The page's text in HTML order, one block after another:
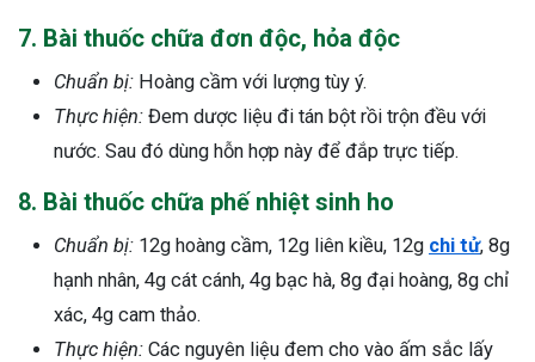
7. Bài thuốc chữa đơn độc, hỏa độc
Chuẩn bị: Hoàng cầm với lượng tùy ý.
Thực hiện: Đem dược liệu đi tán bột rồi trộn đều với
nước. Sau đó dùng hỗn hợp này để đắp trực tiếp.
8. Bài thuốc chữa phế nhiệt sinh ho
Chuẩn bị: 12g hoàng cầm, 12g liên kiều, 12g chi tử, 8g
hạnh nhân, 4g cát cánh, 4g bạc hà, 8g đại hoàng, 8g chỉ
xác, 4g cam thảo.
Thực hiện: Các nguyên liệu đem cho vào ấm sắc lấy